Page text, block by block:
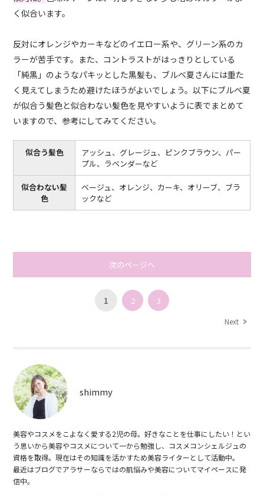
く似合います。
反対にオレンジやカーキなどのイエロー系や、グリーン系のカ
ラーが苦手です。また、コントラストがはっきりとしている
「純黒」のようなパキッとした黒髪も、ブルベ夏さんには重た
く見えてしまうため避けたほうがよいでしょう。以下にブルベ夏
が似合う髪色と似合わない髪色を見やすいように表でまとめて
いますので、参考にしてみてください。
似合う髪色
アッシュ、グレージュ、ピンクブラウン、パー
プル、ラベンダーなど
似合わない髪
色
ベージュ、オレンジ、カーキ、オリーブ、ブラ
ックなど
次のページへ
1 2 3
Next
shimmy
美容やコスメをこよなく愛する2児の母。好きなことを仕事にしたい！とい
う思いから美容やコスメについて一から勉強し、コスメコンシェルジュの
資格を取得。現在はその知識を活かすため美容ライターとして活動中。
最近はブログでアラサーならではの肌悩みや美容についてマイペースに発
信中。